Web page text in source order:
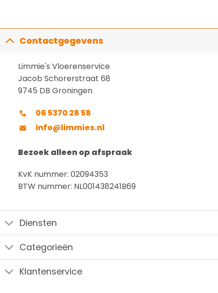
Contactgegevens
Limmie's Vloerenservice
Jacob Schorerstraat 68
9745 DB Groningen
06 5370 28 58
info@limmies.nl
Bezoek alleen op afspraak
KvK nummer: 02094353
BTW nummer: NL001438241B69
Diensten
Categorieën
Klantenservice